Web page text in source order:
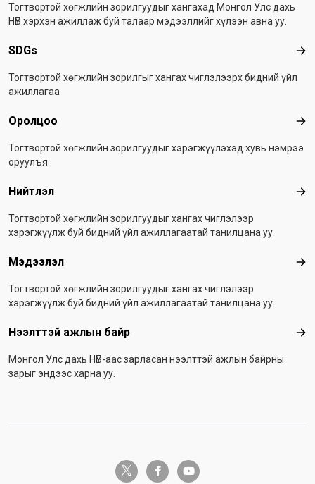
Тогтвортой хөгжлийн зорилгуудыг хангахад Монгол Улс дахь
НҮБ хэрхэн ажиллаж буй талаар мэдээллийг хүлээн авна уу.
SDGs
Тогтвортой хөгжлийн зорилгыг хангах чиглэлээрх бидний үйл
ажиллагаа
Оролцоо
Тогтвортой хөгжлийн зорилгуудыг хэрэгжүүлэхэд хувь нэмрээ
оруулъя
Нийтлэл
Тогтвортой хөгжлийн зорилгуудыг хангах чиглэлээр
хэрэгжүүлж буй бидний үйл ажиллагаатай танилцана уу.
Мэдээлэл
Тогтвортой хөгжлийн зорилгуудыг хангах чиглэлээр
хэрэгжүүлж буй бидний үйл ажиллагаатай танилцана уу.
Нээлттэй ажлын байр
Монгол Улс дахь НҮБ-аас зарласан нээлттэй ажлын байрны
зарыг эндээс харна уу.
twitter-x facebook-fyoutube